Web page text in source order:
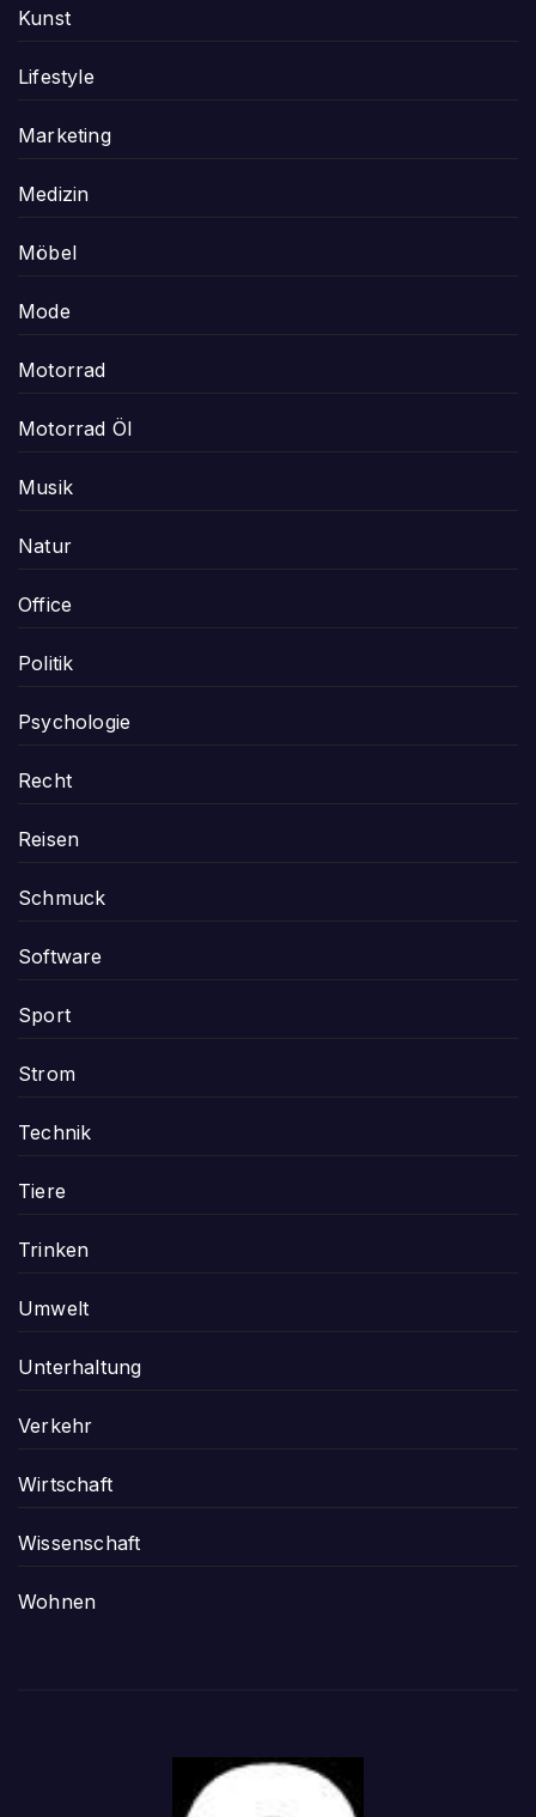
Kunst
Lifestyle
Marketing
Medizin
Möbel
Mode
Motorrad
Motorrad Öl
Musik
Natur
Office
Politik
Psychologie
Recht
Reisen
Schmuck
Software
Sport
Strom
Technik
Tiere
Trinken
Umwelt
Unterhaltung
Verkehr
Wirtschaft
Wissenschaft
Wohnen